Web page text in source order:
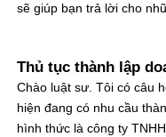
sẽ giúp bạn trả lời cho
Thủ tục thành lập
Chào luật sư. Tôi có câu
hiện đang có nhu cầu
hình thức là công ty